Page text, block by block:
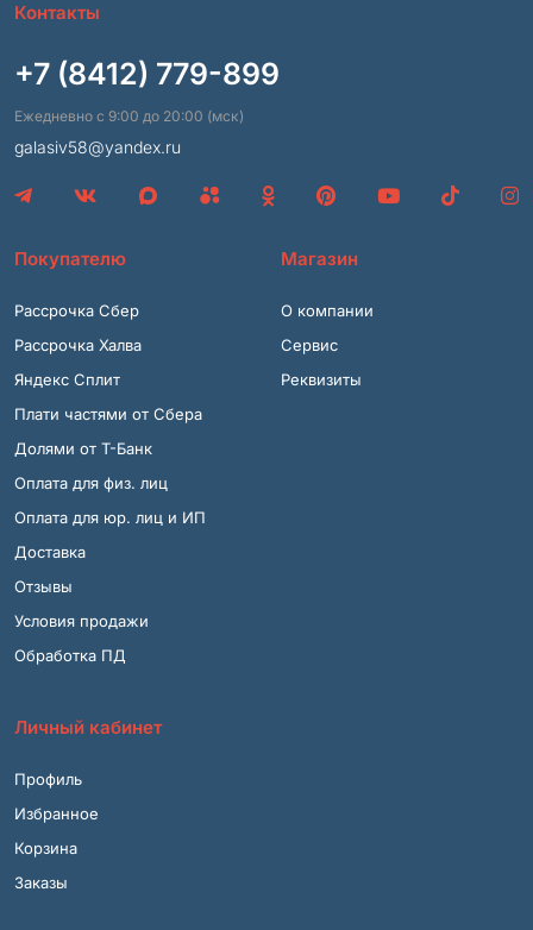
Контакты
+7 (8412) 779-899
Ежедневно с 9:00 до 20:00 (мск)
galasiv58@yandex.ru
Покупателю
Рассрочка Сбер
Рассрочка Халва
Яндекс Сплит
Плати частями от Сбера
Долями от Т-Банк
Оплата для физ. лиц
Оплата для юр. лиц и ИП
Доставка
Отзывы
Условия продажи
Обработка ПД
Магазин
О компании
Сервис
Реквизиты
Личный кабинет
Профиль
Избранное
Корзина
Заказы